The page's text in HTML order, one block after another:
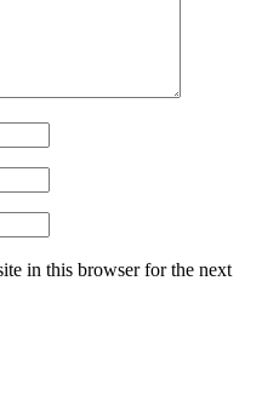
in this browser for the next